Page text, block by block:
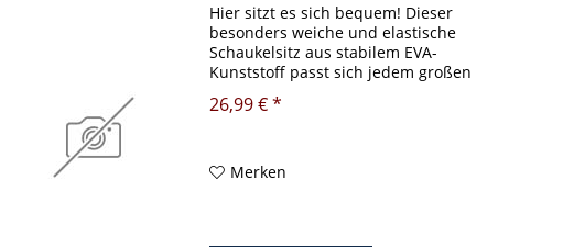
Hier sitzt es sich bequem! Dieser
besonders weiche und elastische
Schaukelsitz aus stabilem EVA-
Kunststoff passt sich jedem großen
und kleinen Himmelsstürmer und
erst recht jedem Schaukelspaß
26,99 € *
Merken